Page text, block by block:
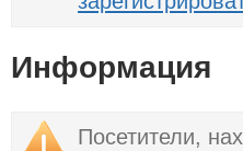
Информация
Посетители,